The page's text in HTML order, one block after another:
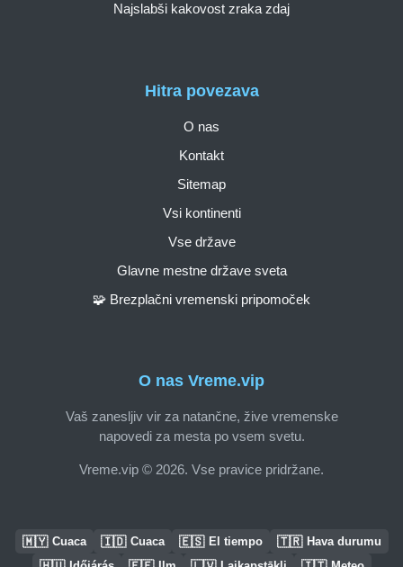
O nas Vreme.vip
Vaš zanesljiv vir za natančne, žive vremenske
napovedi za mesta po vsem svetu.
Vreme.vip © 2026. Vse pravice pridržane.
Hitra povezava
O nas
Kontakt
Sitemap
Vsi kontinenti
Vse države
Glavne mestne države sveta
🧩 Brezplačni vremenski pripomoček
Najslabši kakovost zraka zdaj
🇲🇾 Cuaca 🇮🇩 Cuaca 🇪🇸 El tiempo 🇹🇷 Hava durumu